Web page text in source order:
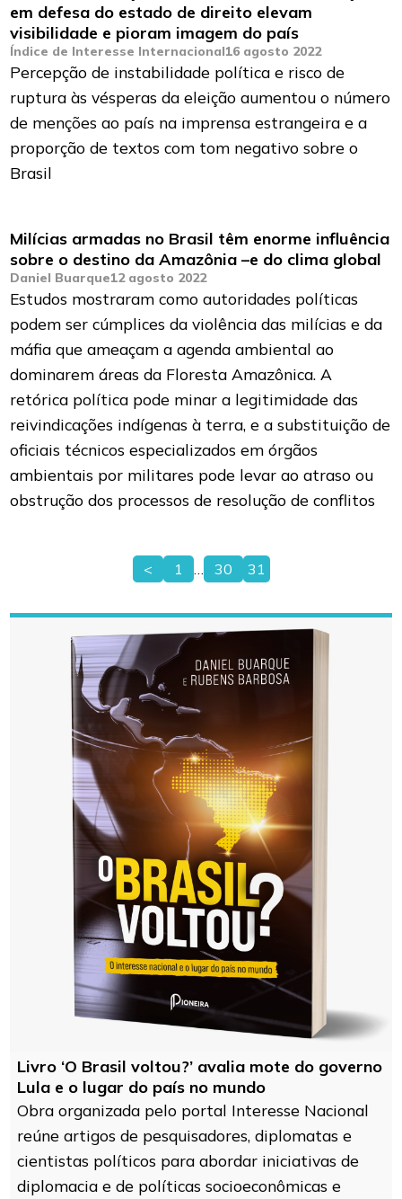
em defesa do estado de direito elevam
visibilidade e pioram imagem do país
Índice de Interesse Internacional16 agosto 2022
Percepção de instabilidade política e risco de
ruptura às vésperas da eleição aumentou o número
de menções ao país na imprensa estrangeira e a
proporção de textos com tom negativo sobre o
Brasil
Milícias armadas no Brasil têm enorme influência
sobre o destino da Amazônia –e do clima global
Daniel Buarque12 agosto 2022
Estudos mostraram como autoridades políticas
podem ser cúmplices da violência das milícias e da
máfia que ameaçam a agenda ambiental ao
dominarem áreas da Floresta Amazônica. A
retórica política pode minar a legitimidade das
reivindicações indígenas à terra, e a substituição de
oficiais técnicos especializados em órgãos
ambientais por militares pode levar ao atraso ou
obstrução dos processos de resolução de conflitos
Paginação
de
posts
< 1 … 30 31
Livro ‘O Brasil voltou?’ avalia mote do governo
Lula e o lugar do país no mundo
Obra organizada pelo portal Interesse Nacional
reúne artigos de pesquisadores, diplomatas e
cientistas políticos para abordar iniciativas de
diplomacia e de políticas socioeconômicas e